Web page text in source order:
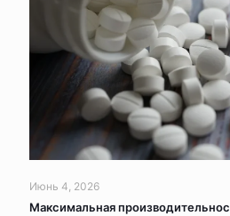
Июнь 4, 2026
Максимальная